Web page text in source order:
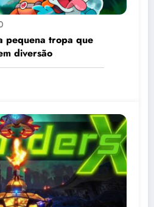
pequena tropa que
diversão